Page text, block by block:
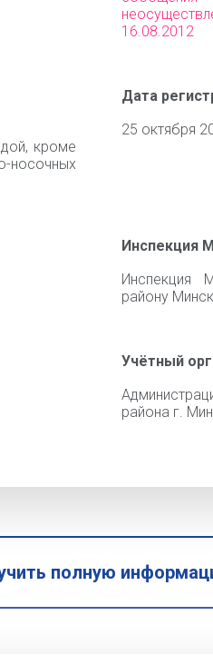
16.08.2012
кроме
Дата
25 октября
Инспекция
Инспекция
району
Учётный
района г.
полную